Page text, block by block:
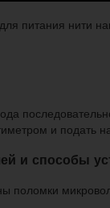
питания нити
и подать
и способы
поломки